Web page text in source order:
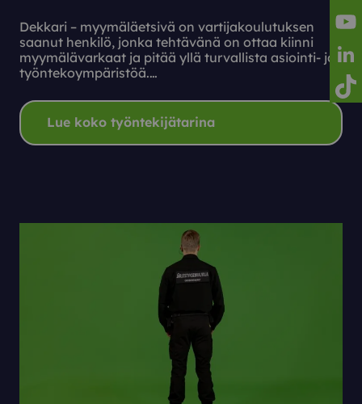
Dekkari – myymäläetsivä on vartijakoulutuksen
saanut henkilö, jonka tehtävänä on ottaa kiinni
myymälävarkaat ja pitää yllä turvallista asiointi- ja
työntekoympäristöä.…
Lue koko työntekijätarina